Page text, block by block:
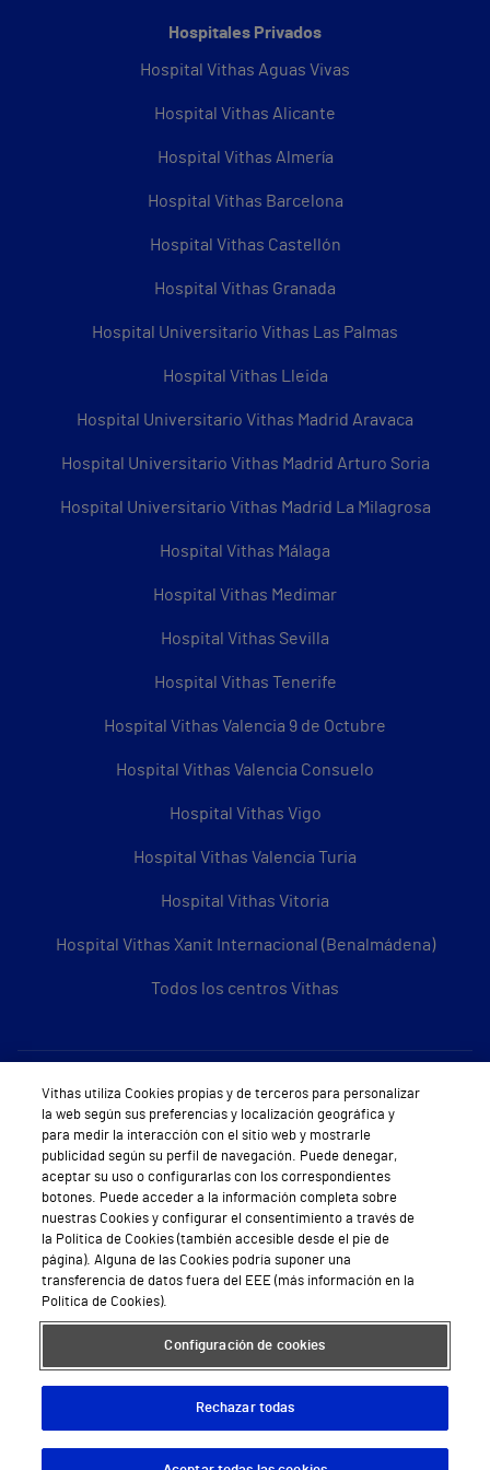
Hospitales Privados
Hospital Vithas Aguas Vivas
Hospital Vithas Alicante
Hospital Vithas Almería
Hospital Vithas Barcelona
Hospital Vithas Castellón
Hospital Vithas Granada
Hospital Universitario Vithas Las Palmas
Hospital Vithas Lleida
Hospital Universitario Vithas Madrid Aravaca
Hospital Universitario Vithas Madrid Arturo Soria
Hospital Universitario Vithas Madrid La Milagrosa
Hospital Vithas Málaga
Hospital Vithas Medimar
Hospital Vithas Sevilla
Hospital Vithas Tenerife
Hospital Vithas Valencia 9 de Octubre
Hospital Vithas Valencia Consuelo
Hospital Vithas Vigo
Hospital Vithas Valencia Turia
Hospital Vithas Vitoria
Hospital Vithas Xanit Internacional (Benalmádena)
Todos los centros Vithas
Sobre Vithas
Quiénes somos
Trabajar en Vithas
Teléfono Cita Médica
Teléfono Atención al Cliente
Política de seguridad y salud en el trabajo
Conoce a Supervita
Aviso Legal Política de cookies Política de privacidad Mapa web Protección de datos
Vithas utiliza Cookies propias y de terceros para personalizar
la web según sus preferencias y localización geográfica y
para medir la interacción con el sitio web y mostrarle
publicidad según su perfil de navegación. Puede denegar,
aceptar su uso o configurarlas con los correspondientes
botones. Puede acceder a la información completa sobre
nuestras Cookies y configurar el consentimiento a través de
la Política de Cookies (también accesible desde el pie de
página). Alguna de las Cookies podría suponer una
transferencia de datos fuera del EEE (más información en la
Política de Cookies).
Configuración de cookies
Rechazar todas